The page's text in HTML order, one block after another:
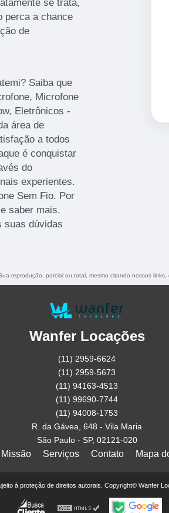
se trata,
perca a chance
de
Saiba que
Microfone
Eletrônicos -
área de
a todos
é conquistar
do
experientes.
Sem Fio. Por
saber mais.
suas dúvidas
reprodução, parcial ou total, mesmo citando nossos
Wanfer Locações
(11) 2959-6624
(11) 2959-5673
(11) 94163-4513
(11) 99690-7744
(11) 94008-1753
R. da Gávea, 648 - Vila Maria
São Paulo - SP, 02121-020
Missão Serviços Contato Mapa
à proteção de direitos autorais. Copyright© Wanfer